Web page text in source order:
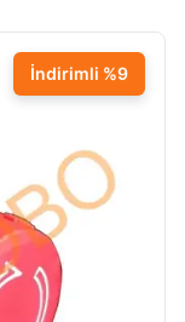
İndirimli %9